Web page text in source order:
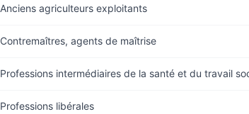
Anciens agriculteurs exploitants
Contremaîtres, agents de maîtrise
Professions intermédiaires de la santé et du travail
Professions libérales